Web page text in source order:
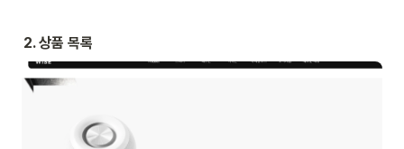
2. 상품 목록